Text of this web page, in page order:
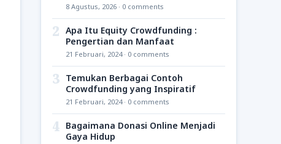
8 Agustus, 2026 · 0 comments
2 Apa Itu Equity Crowdfunding :
Pengertian dan Manfaat
21 Februari, 2024 · 0 comments
3 Temukan Berbagai Contoh
Crowdfunding yang Inspiratif
21 Februari, 2024 · 0 comments
4 Bagaimana Donasi Online Menjadi
Gaya Hidup